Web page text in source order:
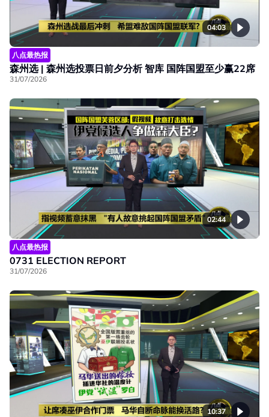
04:03
八点最热报
森州选 | 森州选投票日前夕分析 智库 国阵国盟至少赢22席
31/07/2026
02:44
八点最热报
0731 ELECTION REPORT
31/07/2026
10:37